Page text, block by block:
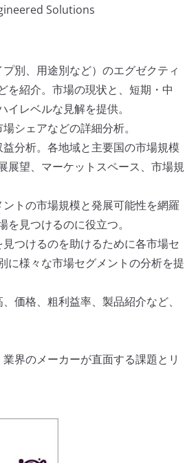
Solutions
別、用途別など）のエグゼクティ
を紹介。市場の現状と、短期・中
レベルな見解を提供。
シェアなどの詳細分析。
分析。各地域と主要国の市場規模
展望、マーケットスペース、市場規
トの市場規模と発展可能性を網羅
見つけるのに役立つ。
つけるのを助けるために各市場セ
に様々な市場セグメントの分析を提
価格、粗利益率、製品紹介など、
界のメーカーが直面する課題とリ